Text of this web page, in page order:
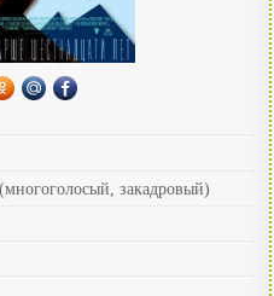
закадровый)